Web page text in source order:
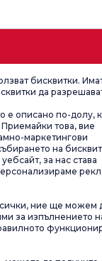
бисквитки.
да
е описано по-долу,
това, вие
маркетингови
на
за нас става
ние ще можем
за изпълнението